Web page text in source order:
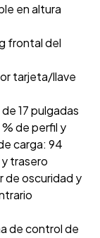
en altura
frontal del
tarjeta/llave
17 pulgadas
de perfil y
carga: 94
trasero
de oscuridad y
de control de